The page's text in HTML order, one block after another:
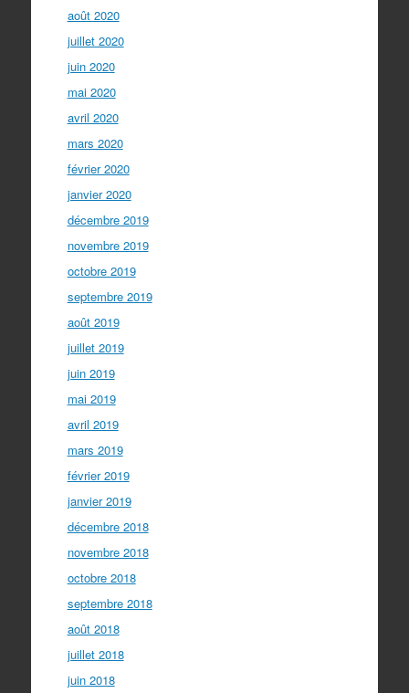
août 2020
juillet 2020
juin 2020
mai 2020
avril 2020
mars 2020
février 2020
janvier 2020
décembre 2019
novembre 2019
octobre 2019
septembre 2019
août 2019
juillet 2019
juin 2019
mai 2019
avril 2019
mars 2019
février 2019
janvier 2019
décembre 2018
novembre 2018
octobre 2018
septembre 2018
août 2018
juillet 2018
juin 2018